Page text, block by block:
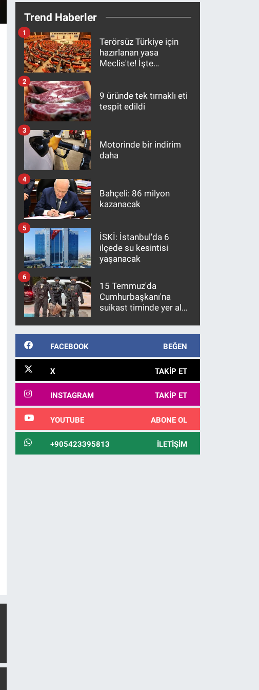
Trend Haberler
Terörsüz Türkiye için
hazırlanan yasa
Meclis'te! İşte
1
9 üründe tek tırnaklı eti
tespit edildi
2
Motorinde bir indirim
daha
3
Bahçeli: 86 milyon
kazanacak
4
İSKİ: İstanbul'da 6
ilçede su kesintisi
yaşanacak
5
15 Temmuz'da
Cumhurbaşkanı'na
suikast timinde yer alan
10 yıl sonra yakalandı
6
FACEBOOK BEĞEN
X TAKIP ET
INSTAGRAM TAKIP ET
YOUTUBE ABONE OL
+905423395813 İLETIŞIM